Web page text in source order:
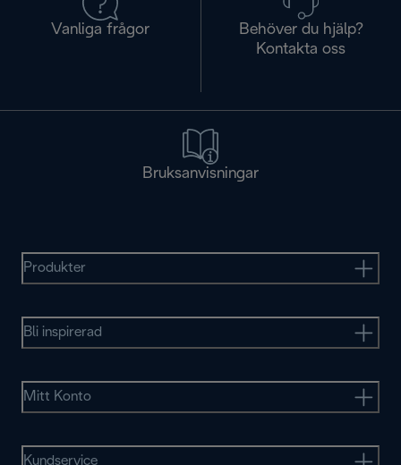
Vanliga frågor
Behöver du hjälp?
Kontakta oss
Bruksanvisningar
Produkter
Bli inspirerad
Mitt Konto
Kundservice